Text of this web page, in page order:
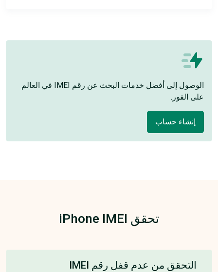
الوصول إلى أفضل خدمات البحث عن رقم IMEI في العالم
على الفور.
إنشاء حساب
تحقق iPhone IMEI
التحقق من عدم قفل رقم IMEI